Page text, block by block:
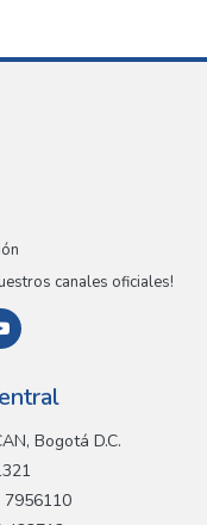
canales oficiales!
Bogotá D.C.